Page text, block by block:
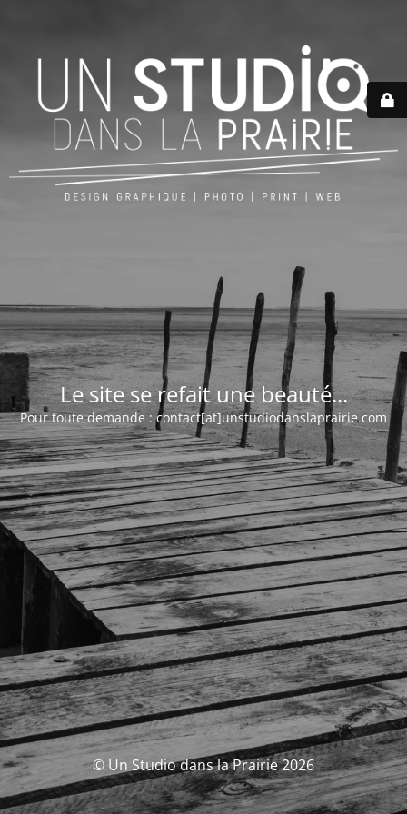
Le site se refait une beauté...
Pour toute demande : contact[at]unstudiodanslaprairie.com
© Un Studio dans la Prairie 2026